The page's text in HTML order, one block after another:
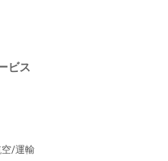
ビス
空/運輸